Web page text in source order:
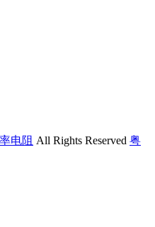
电阻 All Rights Reserved 粤